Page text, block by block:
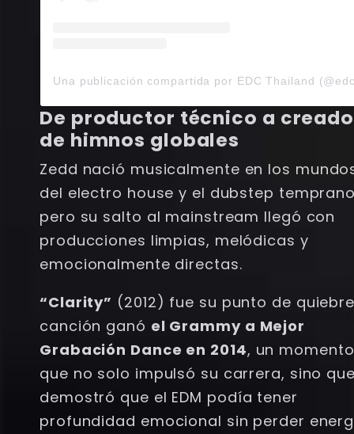
De productor técnico a
de himnos globales
Zedd nació musicalmente en los
del electro house y el dubstep
pero su salto al mainstream llegó con
producciones limpias, melódicas y
emocionalmente directas.
“Clarity” (2012) fue su punto de
canción ganó el Grammy a Mejor
Grabación Dance en 2014, un momento
que no solo impulsó su carrera, sino
demostró que el EDM podía tener
profundidad emocional sin perder